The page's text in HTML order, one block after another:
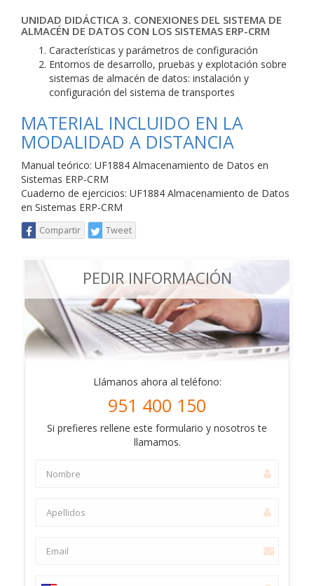
UNIDAD DIDÁCTICA 3. CONEXIONES DEL SISTEMA DE
ALMACÉN DE DATOS CON LOS SISTEMAS ERP-CRM
Características y parámetros de configuración
Entornos de desarrollo, pruebas y explotación sobre
sistemas de almacén de datos: instalación y
configuración del sistema de transportes
MATERIAL INCLUIDO EN LA
MODALIDAD A DISTANCIA
Manual teórico: UF1884 Almacenamiento de Datos en
Sistemas ERP-CRM
Cuaderno de ejercicios: UF1884 Almacenamiento de Datos
en Sistemas ERP-CRM
Compartir Tweet
PEDIR INFORMACIÓN
Llámanos ahora al teléfono:
951 400 150
Si prefieres rellene este formulario y nosotros te
llamamos.